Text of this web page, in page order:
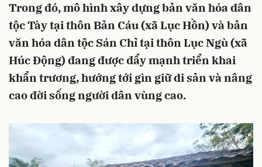
Trong đó, mô hình xây dựng bản văn hóa dân
tộc Tày tại thôn Bản Cáu (xã Lục Hồn) và bản
văn hóa dân tộc Sán Chỉ tại thôn Lục Ngù (xã
Húc Động) đang được đẩy mạnh triển khai
khẩn trương, hướng tới gìn giữ di sản và nâng
cao đời sống người dân vùng cao.